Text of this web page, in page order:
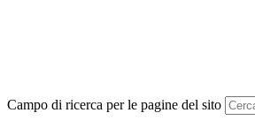
Campo di ricerca per le pagine del sito